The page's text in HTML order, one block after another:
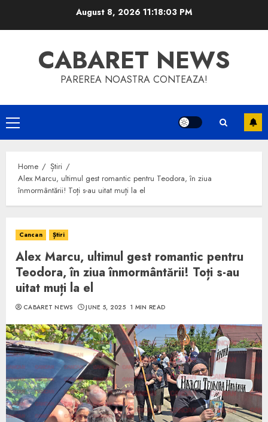
August 8, 2026 11:18:03 PM
CABARET NEWS
PAREREA NOASTRA CONTEAZA!
Primary
Menu
Home
Știri
Alex Marcu, ultimul gest romantic pentru Teodora, în ziua
înmormântării! Toți s-au uitat muți la el
Cancan Știri
Alex Marcu, ultimul gest romantic pentru
Teodora, în ziua înmormântării! Toți s-au
uitat muți la el
CABARET NEWS JUNE 5, 2025 1 MIN READ